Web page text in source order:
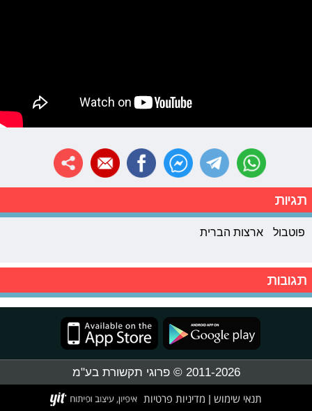
תגיות
פוטבול ארצות הברית
תגובות
2011-2026 © פרוגי תקשורת בע"מ
תנאי שימוש מדיניות פרטיות